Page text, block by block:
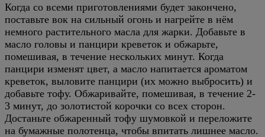
Когда со всеми приготовлениями будет закончено,
поставьте вок на сильный огонь и нагрейте в нём
немного растительного масла для жарки. Добавьте в
масло головы и панцири креветок и обжарьте,
помешивая, в течение нескольких минут. Когда
панцири изменят цвет, а масло напитается ароматом
креветок, выловите панцири (их можно выбросить) и
добавьте тофу. Обжаривайте, помешивая, в течение 2-
3 минут, до золотистой корочки со всех сторон.
Достаньте обжаренный тофу шумовкой и переложите
на бумажные полотенца, чтобы впитать лишнее масло.